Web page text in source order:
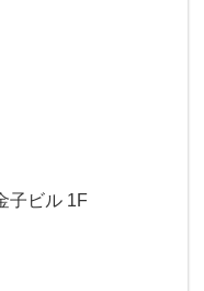
子ビル 1F